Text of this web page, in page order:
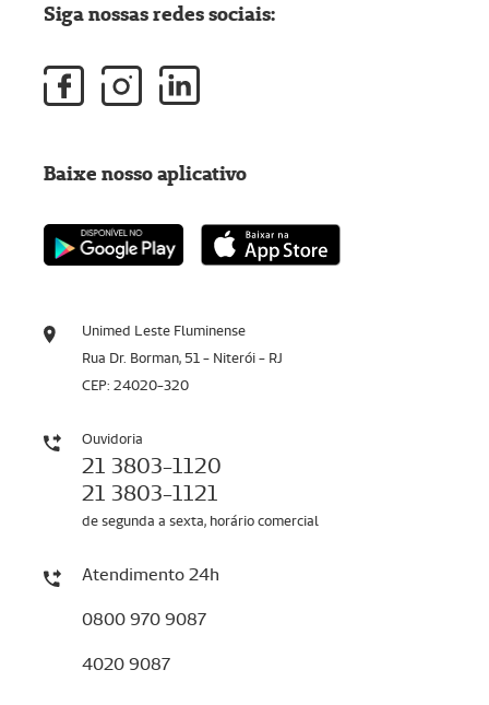
Unimed Leste Fluminense
Rua Dr. Borman, 51 - Niterói - RJ
CEP: 24020-320
Ouvidoria
21 3803-1120
21 3803-1121
de segunda a sexta, horário comercial
Atendimento 24h
0800 970 9087
4020 9087
Siga nossas redes sociais:
Baixe nosso aplicativo